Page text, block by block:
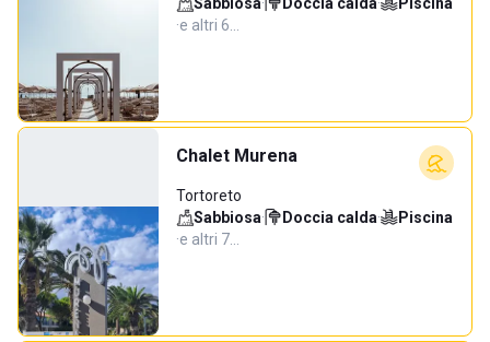
·e altri 6…
Chalet Murena
Tortoreto
Sabbiosa· Doccia calda·
Piscina
·e altri 7…